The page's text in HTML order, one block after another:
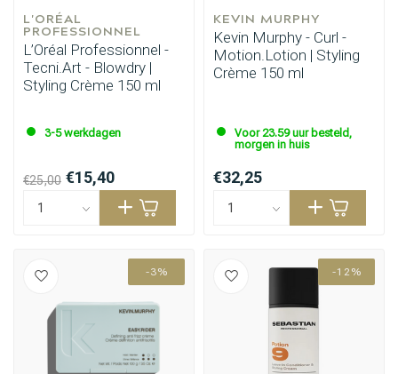
Omvorming CombiDeals
L'ORÉAL
PROFESSIONNEL
L’Oréal Professionnel -
Tecni.Art - Blowdry |
Styling Crème 150 ml
3-5 werkdagen
€25,00 €15,40
KEVIN MURPHY
Kevin Murphy - Curl -
Motion.Lotion | Styling
Crème 150 ml
Voor 23.59 uur besteld,
morgen in huis
€32,25
-3% -12%